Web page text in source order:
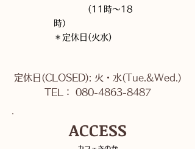
(11時～18
時）
＊定休日(火水)
定休日(CLOSED): 火・水(Tue.&Wed.)
TEL： 080-4863-8487
ACCESS